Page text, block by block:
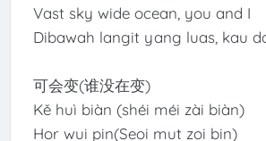
Vast sky wide ocean, you and I
Dibawah langit yang luas, kau
可会变(谁没在变)
Kě huì biàn (shéi méi zài biàn)
Hor wui pin(Seoi mut zoi bin)